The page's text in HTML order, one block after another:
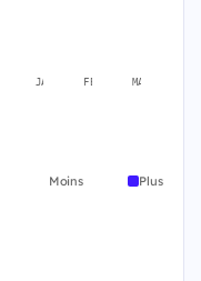
JANV. FÉVR. MARS
Moins Plus